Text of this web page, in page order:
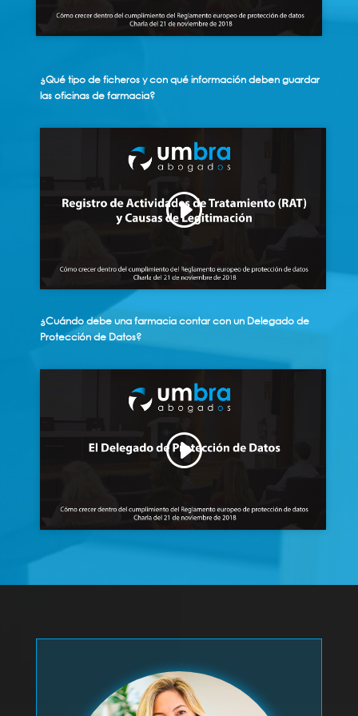
¿Qué tipo de ficheros y con qué información deben guardar
las oficinas de farmacia?
Haz clic para aceptar cookies de
marketing y permitir este contenido
¿Cuándo debe una farmacia contar con un Delegado de
Protección de Datos?
Haz clic para aceptar cookies de
marketing y permitir este contenido